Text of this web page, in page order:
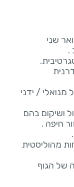
שני
מנואלי / ידני
ושיקום בהם
מהוליסטית
של הגוף